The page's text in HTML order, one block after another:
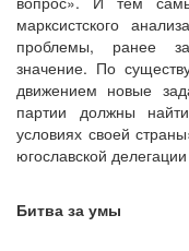
марксистского
проблемы, ранее
значение. По
движением новые
партии должны
условиях своей
югославской
Битва за умы